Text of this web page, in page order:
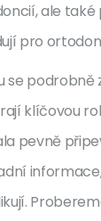
ale také
pro
se podrobně
klíčovou
pevně